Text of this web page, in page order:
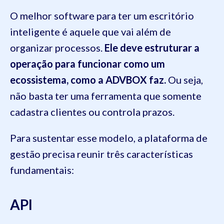
O melhor software para ter um escritório
inteligente é aquele que vai além de
organizar processos. Ele deve estruturar a
operação para funcionar como um
ecossistema, como a ADVBOX faz. Ou seja,
não basta ter uma ferramenta que somente
cadastra clientes ou controla prazos.
Para sustentar esse modelo, a plataforma de
gestão precisa reunir três características
fundamentais:
API